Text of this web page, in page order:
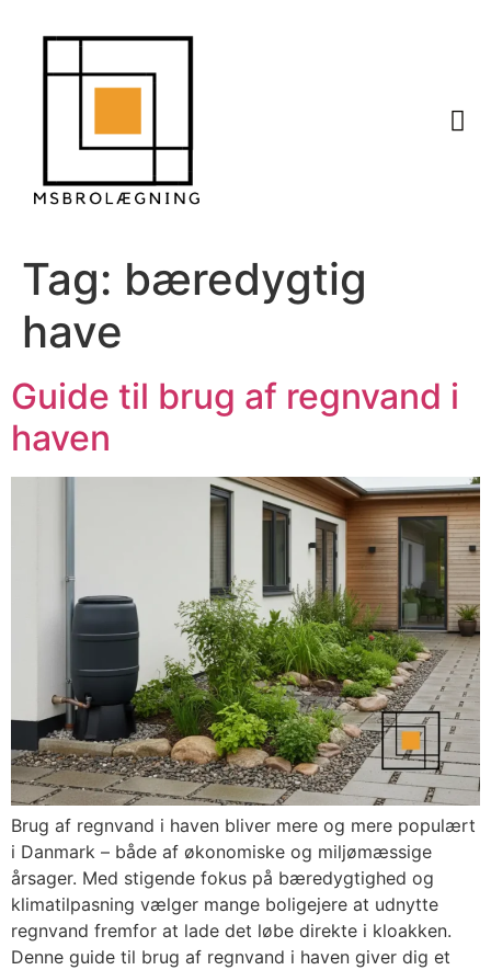
Tag: bæredygtig
have
Guide til brug af regnvand i
haven
Brug af regnvand i haven bliver mere og mere populært
i Danmark – både af økonomiske og miljømæssige
årsager. Med stigende fokus på bæredygtighed og
klimatilpasning vælger mange boligejere at udnytte
regnvand fremfor at lade det løbe direkte i kloakken.
Denne guide til brug af regnvand i haven giver dig et